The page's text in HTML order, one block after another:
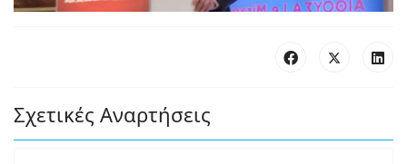
Σχετικές Αναρτήσεις